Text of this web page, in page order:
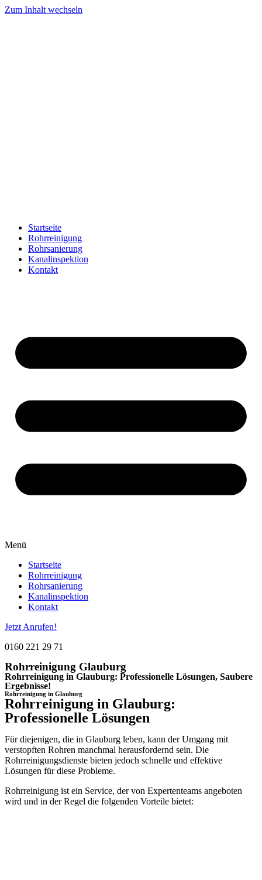
Zum Inhalt wechseln
Startseite
Rohrreinigung
Rohrsanierung
Kanalinspektion
Kontakt
Menü
Startseite
Rohrreinigung
Rohrsanierung
Kanalinspektion
Kontakt
Jetzt Anrufen!
0160 221 29 71
Rohrreinigung Glauburg
Rohrreinigung in Glauburg: Professionelle Lösungen, Saubere
Ergebnisse!
Rohrreinigung in Glauburg
Rohrreinigung in Glauburg:
Professionelle Lösungen
Für diejenigen, die in Glauburg leben, kann der Umgang mit
verstopften Rohren manchmal herausfordernd sein. Die
Rohrreinigungsdienste bieten jedoch schnelle und effektive
Lösungen für diese Probleme.
Rohrreinigung ist ein Service, der von Expertenteams angeboten
wird und in der Regel die folgenden Vorteile bietet: